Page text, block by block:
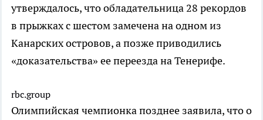
утверждалось, что обладательница 28 рекордов
в прыжках с шестом замечена на одном из
Канарских островов, а позже приводились
«доказательства» ее переезда на Тенерифе.
rbc.group
Олимпийская чемпионка позднее заявила, что о